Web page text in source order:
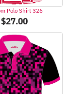
Polo Shirt 326
$27.00